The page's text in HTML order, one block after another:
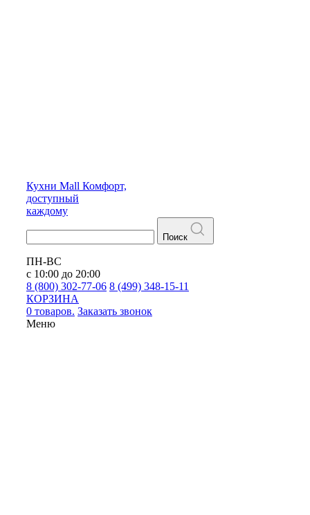
Кухни Mall Комфорт,
доступный
каждому
Поиск
ПН-ВС
с 10:00 до 20:00
8 (800) 302-77-06 8 (499) 348-15-11
КОРЗИНА
0 товаров. Заказать звонок
Меню